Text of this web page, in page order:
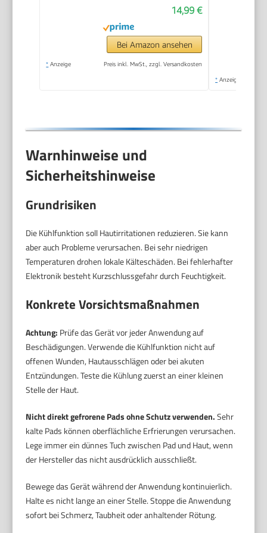
14,99 €
Bei Amazon ansehen
* Anzeige Preis inkl. MwSt., zzgl. Versandkosten
* Anzeige
Warnhinweise und
Sicherheitshinweise
Grundrisiken
Die Kühlfunktion soll Hautirritationen reduzieren. Sie kann
aber auch Probleme verursachen. Bei sehr niedrigen
Temperaturen drohen lokale Kälteschäden. Bei fehlerhafter
Elektronik besteht Kurzschlussgefahr durch Feuchtigkeit.
Konkrete Vorsichtsmaßnahmen
Achtung: Prüfe das Gerät vor jeder Anwendung auf
Beschädigungen. Verwende die Kühlfunktion nicht auf
offenen Wunden, Hautausschlägen oder bei akuten
Entzündungen. Teste die Kühlung zuerst an einer kleinen
Stelle der Haut.
Nicht direkt gefrorene Pads ohne Schutz verwenden.Sehr
kalte Pads können oberflächliche Erfrierungen verursachen.
Lege immer ein dünnes Tuch zwischen Pad und Haut, wenn
der Hersteller das nicht ausdrücklich ausschließt.
Bewege das Gerät während der Anwendung kontinuierlich.
Halte es nicht lange an einer Stelle. Stoppe die Anwendung
sofort bei Schmerz, Taubheit oder anhaltender Rötung.